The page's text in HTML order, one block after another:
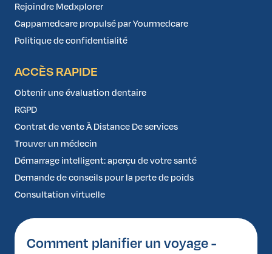
Rejoindre Medxplorer
Cappamedcare propulsé par Yourmedcare
Politique de confidentialité
ACCÈS RAPIDE
Obtenir une évaluation dentaire
RGPD
Contrat de vente À Distance De services
Trouver un médecin
Démarrage intelligent: aperçu de votre santé
Demande de conseils pour la perte de poids
Consultation virtuelle
Comment planifier un voyage -